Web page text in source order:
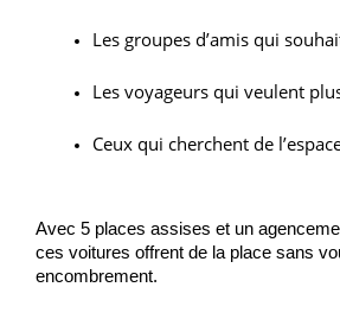
Les groupes d’amis qui
Les voyageurs qui veulent
Ceux qui cherchent de
Avec 5 places assises et un
ces voitures offrent de la place sans
encombrement.